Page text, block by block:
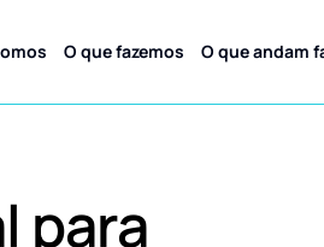
O que fazemos O que andam
para